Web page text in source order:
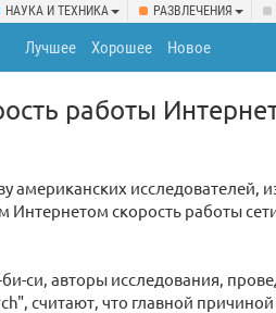
НАУКА И ТЕХНИКА РАЗВЛЕЧЕНИЯ
Лучшее Хорошее Новое
работы
американских исследователей,
скорость работы
си, авторы исследования,
считают, что главной